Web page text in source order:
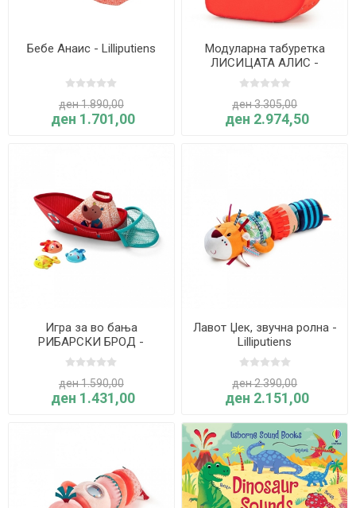
Бебе Анаис - Lilliputiens
ден 1.890,00
ден 1.701,00
Модуларна табуретка
ЛИСИЦАТА АЛИС -
Lilliputiens
ден 3.305,00
ден 2.974,50
Игра за во бања
РИБАРСКИ БРОД -
Lilliputiens
ден 1.590,00
ден 1.431,00
Лавот Џек, звучна ролна -
Lilliputiens
ден 2.390,00
ден 2.151,00